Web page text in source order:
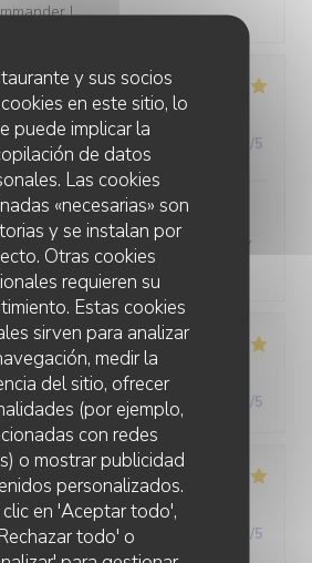
y sus socios
en este sitio, lo
puede implicar la
de datos
Las cookies
«necesarias» son
y se instalan por
Otras cookies
requieren su
Estas cookies
sirven para analizar
medir la
del sitio, ofrecer
(por ejemplo,
con redes
o mostrar publicidad
personalizados.
en 'Aceptar todo',
todo' o
!
Invitados 2
5 Menú /5 /5
meals I've had in France. The
is low-key and unintrusive. Every
the theme was consistent.
Invitados 2
: 5/5 Menú:5/5 Calidad / Precio /5
Invitados 2
: 5/5 Menú:5/5 Calidad / Precio /5